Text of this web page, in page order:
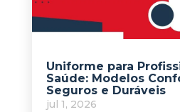
Uniforme para
Saúde: Modelos
Seguros e Duráveis
jul 1, 2026